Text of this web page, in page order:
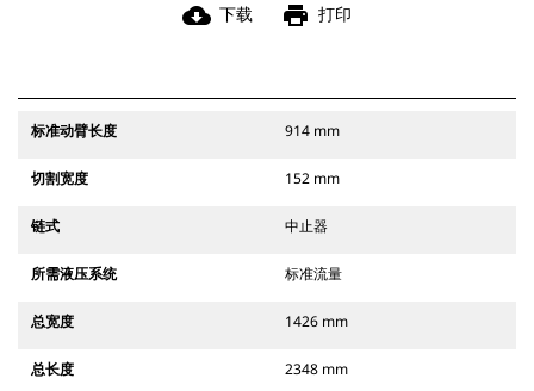
cloud_download 下载 print 打印
标准动臂长度 914 mm
切割宽度 152 mm
链式 中止器
所需液压系统 标准流量
总宽度 1426 mm
总长度 2348 mm